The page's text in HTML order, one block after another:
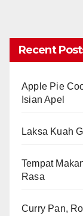
Recent
Apple Pie
Isian Apel
Laksa Kuah
Tempat
Rasa
Curry Pan,